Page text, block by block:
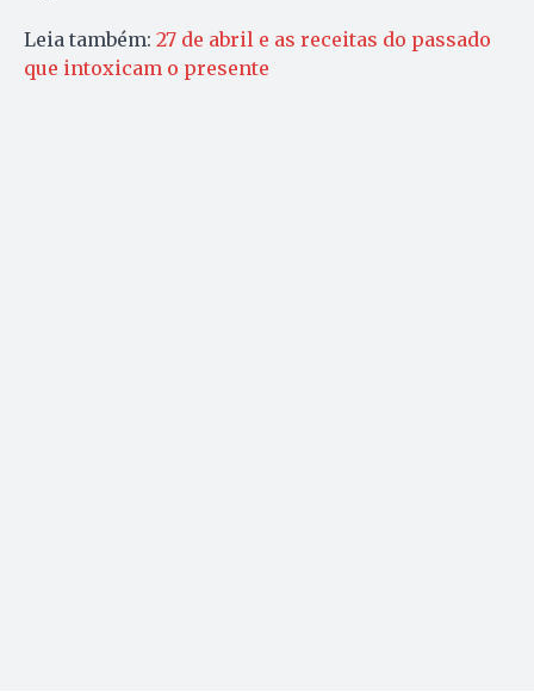
Leia também: 27 de abril e as receitas do passado
que intoxicam o presente